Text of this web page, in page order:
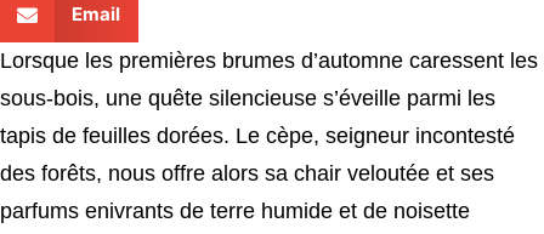
Email
Lorsque les premières brumes d’automne caressent les
sous-bois, une quête silencieuse s’éveille parmi les
tapis de feuilles dorées. Le cèpe, seigneur incontesté
des forêts, nous offre alors sa chair veloutée et ses
parfums enivrants de terre humide et de noisette